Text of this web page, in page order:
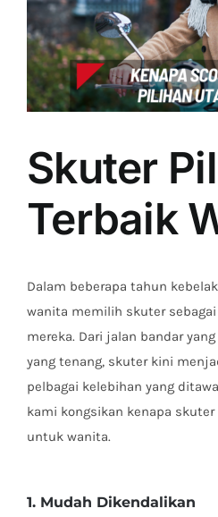
Skuter
Terbaik
Dalam beberapa tahun
wanita memilih skuter
mereka. Dari jalan bandar
yang tenang, skuter kini
pelbagai kelebihan yang
kami kongsikan kenapa
untuk wanita.
1. Mudah Dikendalikan